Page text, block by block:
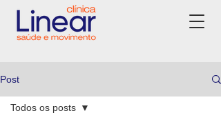
Post
Todos os posts